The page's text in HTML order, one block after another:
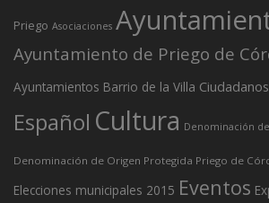
Priego Asociaciones
Ayuntamiento de Priego de
Ayuntamientos Barrio de la Villa Ciudadanos
Español Cultura Denominación
Denominación de Origen Protegida Priego de
Elecciones municipales 2015 Eventos